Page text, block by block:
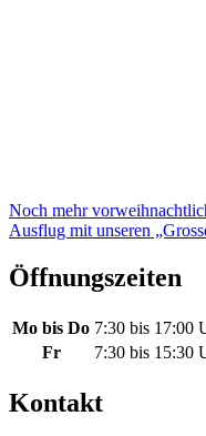
Noch mehr
Ausflug mit unseren
Öffnungszeiten
Mo bis Do 7:30 bis 17:00
Fr
7:30 bis 15:30
Kontakt